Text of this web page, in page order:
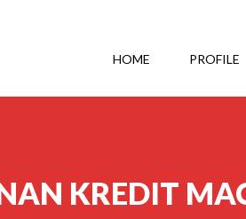
HOME PROFILE
KREDIT